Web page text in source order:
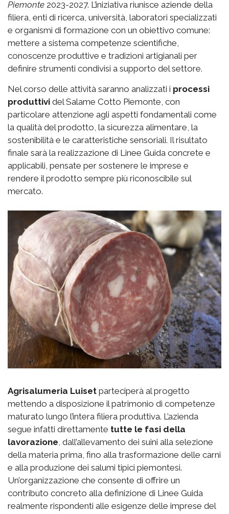
Piemonte 2023-2027. L’iniziativa riunisce aziende della
filiera, enti di ricerca, università, laboratori specializzati
e organismi di formazione con un obiettivo comune:
mettere a sistema competenze scientifiche,
conoscenze produttive e tradizioni artigianali per
definire strumenti condivisi a supporto del settore.
Nel corso delle attività saranno analizzati i processi
produttivi del Salame Cotto Piemonte, con
particolare attenzione agli aspetti fondamentali come
la qualità del prodotto, la sicurezza alimentare, la
sostenibilità e le caratteristiche sensoriali. Il risultato
finale sarà la realizzazione di Linee Guida concrete e
applicabili, pensate per sostenere le imprese e
rendere il prodotto sempre più riconoscibile sul
mercato.
Agrisalumeria Luiset parteciperà al progetto
mettendo a disposizione il patrimonio di competenze
maturato lungo l’intera filiera produttiva. L’azienda
segue infatti direttamente tutte le fasi della
lavorazione , dall’allevamento dei suini alla selezione
della materia prima, fino alla trasformazione delle carni
e alla produzione dei salumi tipici piemontesi.
Un’organizzazione che consente di offrire un
contributo concreto alla definizione di Linee Guida
realmente rispondenti alle esigenze delle imprese del